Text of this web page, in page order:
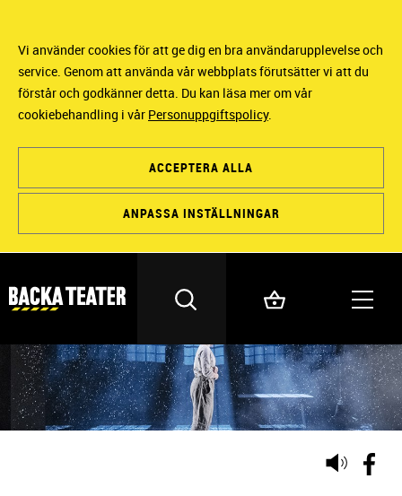
Vi använder cookies för att ge dig en bra användarupplevelse och
service. Genom att använda vår webbplats förutsätter vi att du
förstår och godkänner detta. Du kan läsa mer om vår
cookiebehandling i vår Personuppgiftspolicy.
ACCEPTERA ALLA
ANPASSA INSTÄLLNINGAR
Lyssna